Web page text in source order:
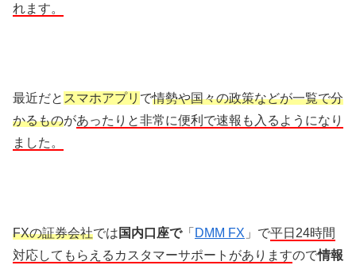
れます。
最近だと スマホアプリ で情勢や国々の政策などが一覧で分
かるものがあったりと非常に便利で速報も入るようになり
ました。
FXの証券会社では 国内口座で「 DMM FX 」で平日24時間
対応してもらえるカスタマーサポートがありますので情報